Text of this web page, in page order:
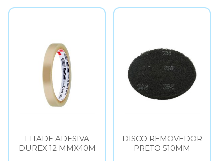
FITADE ADESIVA
DUREX 12 MMX40M
DISCO REMOVEDOR
PRETO 510MM